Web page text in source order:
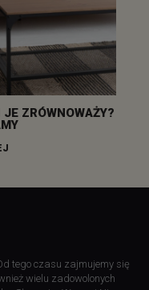
ZRÓWNOWAŻY?
tego czasu zajmujemy się
wielu zadowolonych